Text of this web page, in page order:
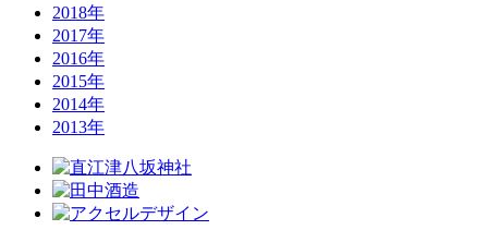
2018年
2017年
2016年
2015年
2014年
2013年